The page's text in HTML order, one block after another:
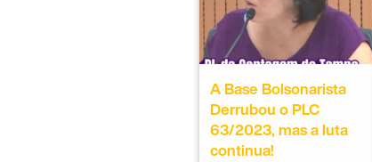
A Base Bolsonarista
Derrubou o PLC
63/2023, mas a luta
continua!